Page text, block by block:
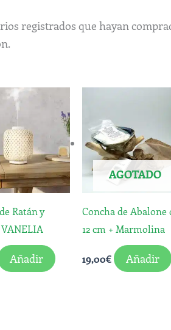
registrados que hayan
Ratán y
Añadir
AGOTADO
Concha de Abalone
12 cm + Marmolina
19,00€ Añadir